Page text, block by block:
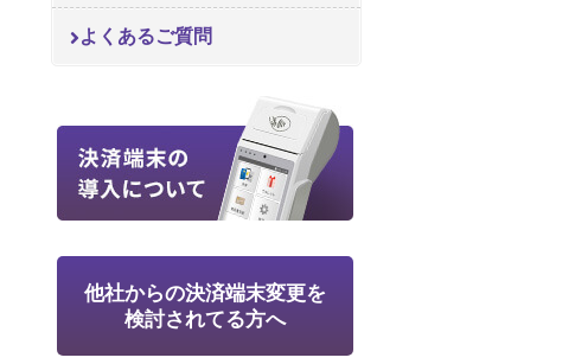
よくあるご質問
他社からの決済端末変更を
検討されてる方へ